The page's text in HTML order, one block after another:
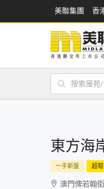
美聯集團 香
東方海
一手新盤 超筍
澳門俾若翰